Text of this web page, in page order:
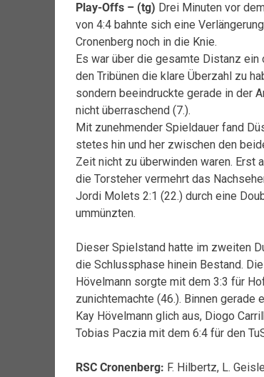
Play-Offs – (tg) Drei Minuten vor
von 4:4 bahnte sich eine
Cronenberg noch in die Knie.
Es war über die gesamte Distanz
den Tribünen die klare Überzahl zu
sondern beeindruckte gerade in der
nicht überraschend (7.).
Mit zunehmender Spieldauer fand
stetes hin und her zwischen den
Zeit nicht zu überwinden waren. Erst
die Torsteher vermehrt das
Jordi Molets 2:1 (22.) durch eine
ummünzten.
Dieser Spielstand hatte im zweiten
die Schlussphase hinein Bestand.
Hövelmann sorgte mit dem 3:3 für
zunichtemachte (46.). Binnen
Kay Hövelmann glich aus, Diogo
Tobias Paczia mit dem 6:4 für den
RSC Cronenberg: F. Hilbertz, L.